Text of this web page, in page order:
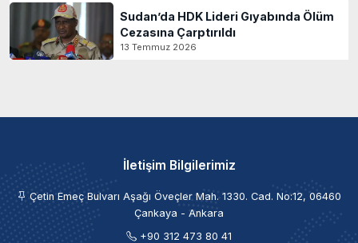
Sudan’da HDK Lideri Gıyabında Ölüm
Cezasına Çarptırıldı
13 Temmuz 2026
İletişim Bilgilerimiz
Çetin Emeç Bulvarı Aşağı Öveçler Mah. 1330. Cad. No:12, 06460
Çankaya - Ankara
+90 312 473 80 41